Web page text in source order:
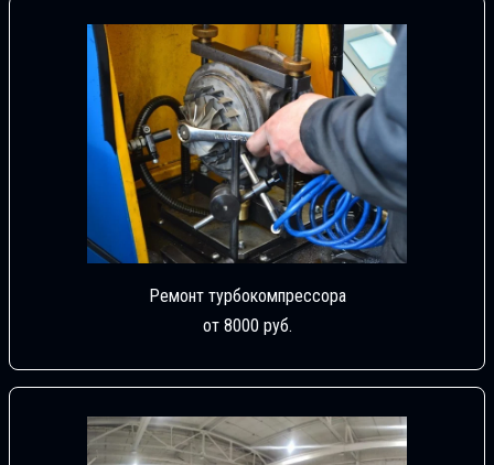
Ремонт турбокомпрессора
от 8000 руб.